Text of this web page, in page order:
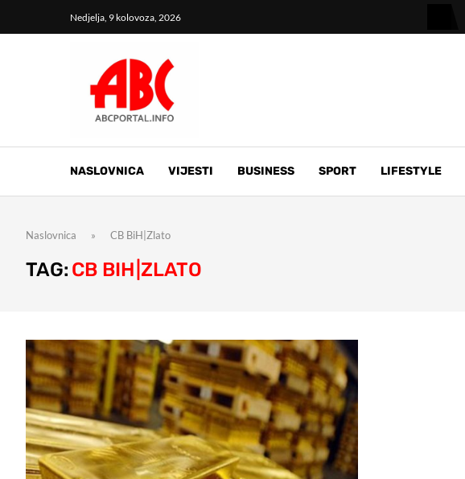
Nedjelja, 9 kolovoza, 2026
NASLOVNICA VIJESTI BUSINESS SPORT LIFESTYLE
Naslovnica » CB BiH|Zlato
TAG: CB BIH|ZLATO